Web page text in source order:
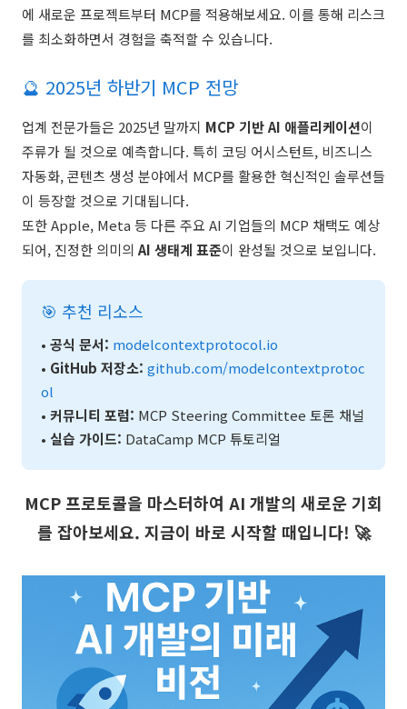
에 새로운 프로젝트부터 MCP를 적용해보세요. 이를 통해 리스크
를 최소화하면서 경험을 축적할 수 있습니다.
🔮 2025년 하반기 MCP 전망
업계 전문가들은 2025년 말까지 MCP 기반 AI 애플리케이션이
주류가 될 것으로 예측합니다. 특히 코딩 어시스턴트, 비즈니스
자동화, 콘텐츠 생성 분야에서 MCP를 활용한 혁신적인 솔루션들
이 등장할 것으로 기대됩니다.
또한 Apple, Meta 등 다른 주요 AI 기업들의 MCP 채택도 예상
되어, 진정한 의미의 AI 생태계 표준이 완성될 것으로 보입니다.
🎯 추천 리소스
• 공식 문서: modelcontextprotocol.io
• GitHub 저장소: github.com/modelcontextprotoc
ol
• 커뮤니티 포럼: MCP Steering Committee 토론 채널
• 실습 가이드: DataCamp MCP 튜토리얼
MCP 프로토콜을 마스터하여 AI 개발의 새로운 기회
를 잡아보세요. 지금이 바로 시작할 때입니다! 🚀